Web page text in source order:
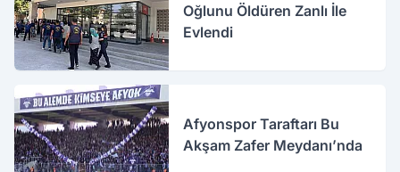
Oğlunu Öldüren Zanlı İle
Evlendi
Afyonspor Taraftarı Bu
Akşam Zafer Meydanı’nda